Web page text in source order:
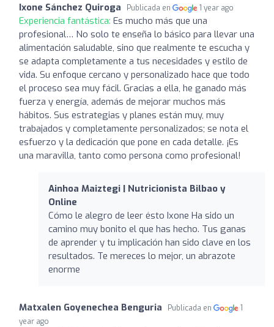
Ixone Sánchez Quiroga Publicada en 1 year ago
Experiencia fantástica: Es mucho más que una
profesional… No solo te enseña lo básico para llevar una
alimentación saludable, sino que realmente te escucha y
se adapta completamente a tus necesidades y estilo de
vida. Su enfoque cercano y personalizado hace que todo
el proceso sea muy fácil. Gracias a ella, he ganado más
fuerza y energía, además de mejorar muchos más
hábitos. Sus estrategias y planes están muy, muy
trabajados y completamente personalizados; se nota el
esfuerzo y la dedicación que pone en cada detalle. ¡Es
una maravilla, tanto como persona como profesional!
Ainhoa Maiztegi | Nutricionista Bilbao y
Online
Cómo le alegro de leer ésto Ixone Ha sido un
camino muy bonito el que has hecho. Tus ganas
de aprender y tu implicación han sido clave en los
resultados. Te mereces lo mejor, un abrazote
enorme
Matxalen Goyenechea Benguria Publicada en
1
year ago